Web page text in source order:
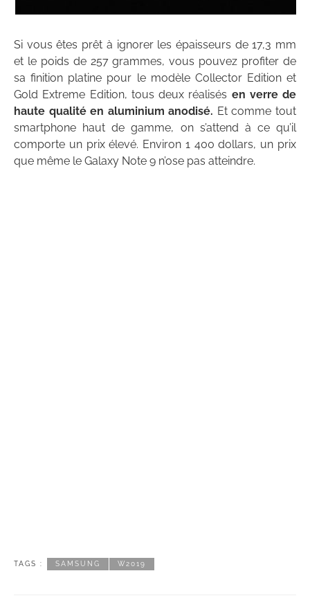
Si vous êtes prêt à ignorer les épaisseurs de 17,3 mm
et le poids de 257 grammes, vous pouvez profiter de
sa finition platine pour le modèle Collector Edition et
Gold Extreme Edition, tous deux réalisés en verre de
haute qualité en aluminium anodisé. Et comme tout
smartphone haut de gamme, on s’attend à ce qu’il
comporte un prix élevé. Environ 1 400 dollars, un prix
que même le Galaxy Note 9 n’ose pas atteindre.
TAGS : SAMSUNG W2019